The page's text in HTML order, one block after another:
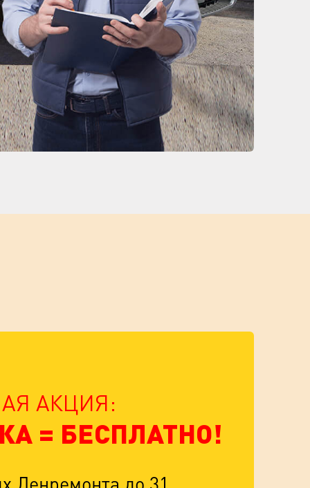
АКЦИЯ:
= БЕСПЛАТНО!
Ленремонта до 31